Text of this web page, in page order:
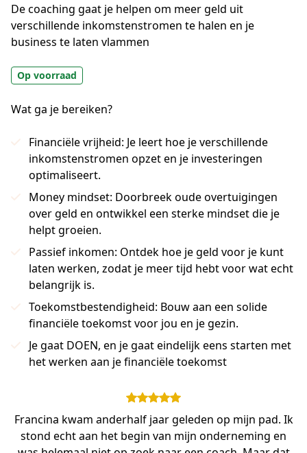
De coaching gaat je helpen om meer geld uit
verschillende inkomstenstromen te halen en je
business te laten vlammen
Op voorraad
Wat ga je bereiken?
Financiële vrijheid: Je leert hoe je verschillende
inkomstenstromen opzet en je investeringen
optimaliseert.
Money mindset: Doorbreek oude overtuigingen
over geld en ontwikkel een sterke mindset die je
helpt groeien.
Passief inkomen: Ontdek hoe je geld voor je kunt
laten werken, zodat je meer tijd hebt voor wat echt
belangrijk is.
Toekomstbestendigheid: Bouw aan een solide
financiële toekomst voor jou en je gezin.
Je gaat DOEN, en je gaat eindelijk eens starten met
het werken aan je financiële toekomst
Francina kwam anderhalf jaar geleden op mijn pad. Ik
stond echt aan het begin van mijn onderneming en